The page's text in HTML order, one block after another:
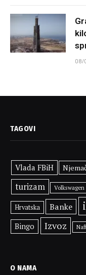
08/
TAGOVI
Vlada FBiH
turizam Volkswagen
Hrvatska Banke
Bingo Izvoz
O NAMA